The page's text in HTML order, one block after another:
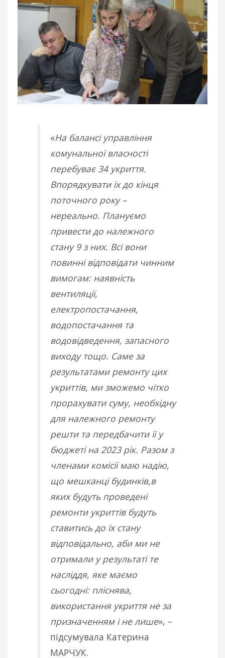
«На балансі управління
комунальної власності
перебуває 34 укриття.
Впорядкувати їх до кінця
поточного року –
нереально. Плануємо
привести до належного
стану 9 з них. Всі вони
повинні відповідати чинним
вимогам: наявність
вентиляції,
електропостачання,
водопостачання та
водовідведення, запасного
виходу тощо. Саме за
результатами ремонту цих
укриттів, ми зможемо чітко
прорахувати суму, необхідну
для належного ремонту
решти та передбачити її у
бюджеті на 2023 рік. Разом з
членами комісії маю надію,
що мешканці будинків,в
яких будуть проведені
ремонти укриттів будуть
ставитись до їх стану
відповідально, аби ми не
отримали у результаті те
насліддя, яке маємо
сьогодні: пліснява,
використання укриття не за
призначенням і не лише», –
підсумувала Катерина
МАРЧУК.